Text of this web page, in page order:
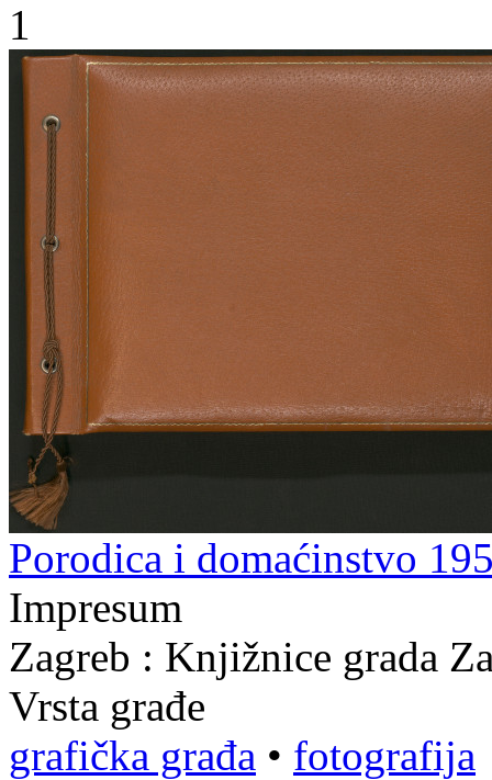
1
Porodica i domaćinstvo
Impresum
Zagreb : Knjižnice grada
Vrsta građe
grafička građa • fotografija